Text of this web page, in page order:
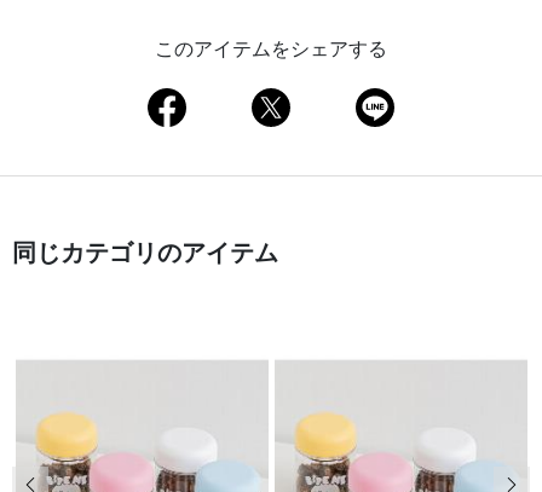
このアイテムをシェアする
同じカテゴリのアイテム
前の画像 次